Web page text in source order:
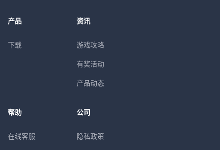
产品
下载
资讯
游戏攻略
有奖活动
产品动态
帮助
在线客服
公司
隐私政策